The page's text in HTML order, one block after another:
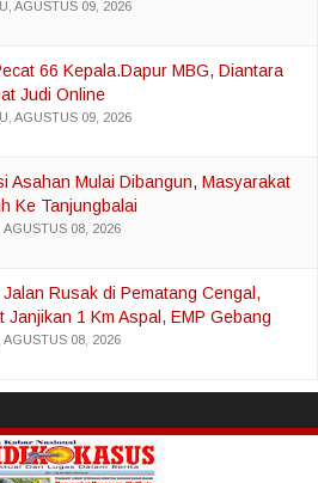
AGUSTUS 09, 2026
66 Kepala.Dapur MBG, Diantara
Judi Online
AGUSTUS 09, 2026
Asahan Mulai Dibangun, Masyarakat
Ke Tanjungbalai
AGUSTUS 08, 2026
Rusak di Pematang Cengal,
Janjikan 1 Km Aspal, EMP Gebang
Sertu
AGUSTUS 08, 2026